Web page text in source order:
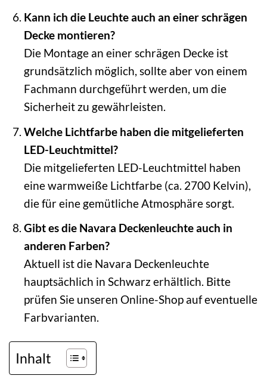
Kann ich die Leuchte auch an einer schrägen
Decke montieren?
Die Montage an einer schrägen Decke ist
grundsätzlich möglich, sollte aber von einem
Fachmann durchgeführt werden, um die
Sicherheit zu gewährleisten.
Welche Lichtfarbe haben die mitgelieferten
LED-Leuchtmittel?
Die mitgelieferten LED-Leuchtmittel haben
eine warmweiße Lichtfarbe (ca. 2700 Kelvin),
die für eine gemütliche Atmosphäre sorgt.
Gibt es die Navara Deckenleuchte auch in
anderen Farben?
Aktuell ist die Navara Deckenleuchte
hauptsächlich in Schwarz erhältlich. Bitte
prüfen Sie unseren Online-Shop auf eventuelle
Farbvarianten.
Inhalt